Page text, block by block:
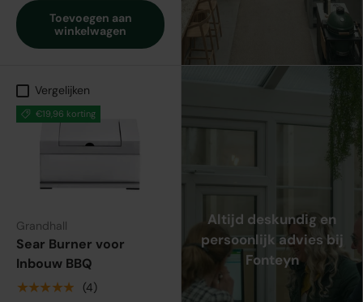
Toevoegen aan
winkelwagen
Vergelijken
€19,96 korting
Grandhall
Sear Burner voor
Inbouw BBQ
★★★★★ (4)
Altijd deskundig en
persoonlijk advies bij
Fonteyn